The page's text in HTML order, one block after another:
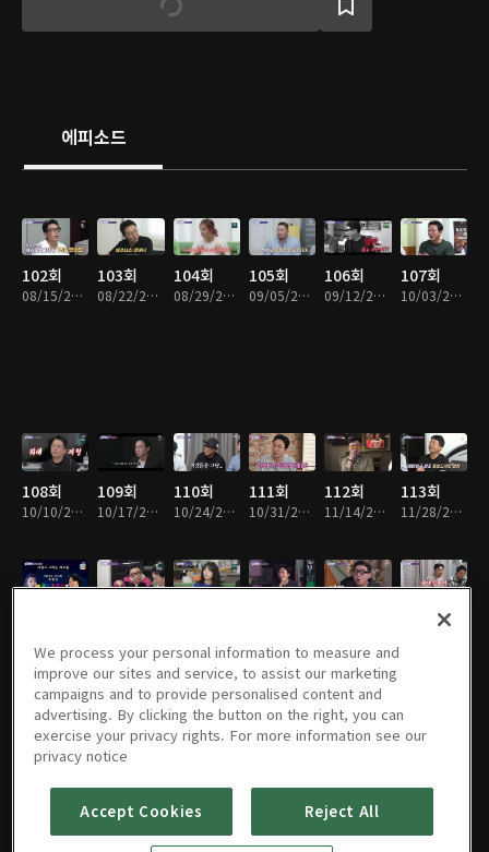
에피소드
102회
08/15/2023 • 1시간 11분
103회
08/22/2023 • 1시간 11분
104회
08/29/2023 • 1시간 11분
105회
09/05/2023 • 1시간 10분
106회
09/12/2023 • 1시간 11분
107회
10/03/2023 • 1시간 3분
108회
10/10/2023 • 1시간 11분
109회
10/17/2023 • 1시간 12분
110회
10/24/2023 • 1시간 12분
111회
10/31/2023 • 1시간 12분
112회
11/14/2023 • 1시간 11분
113회
11/28/2023 • 1시간 12분
119회
120회
01/16/2024 • 1시간 11분
121회 122회 123회 124회 125회
We process your personal information to measure and
improve our sites and service, to assist our marketing
campaigns and to provide personalised content and
advertising. By clicking the button on the right, you can
exercise your privacy rights. For more information see our
privacy notice
Accept Cookies Reject All